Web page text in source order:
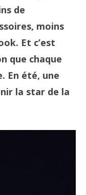
de
moins
Et c’est
que chaque
En été, une
la star de la